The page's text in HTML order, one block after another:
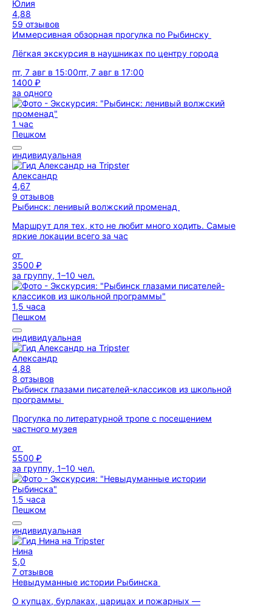
Юлия
4,88
59 отзывов
Иммерсивная обзорная прогулка по Рыбинску
Лёгкая экскурсия в наушниках по центру города
пт, 7 авг в 15:00пт, 7 авг в 17:00
1400 ₽
за одного
1 час
Пешком
индивидуальная
Александр
4,67
9 отзывов
Рыбинск: ленивый волжский променад
Маршрут для тех, кто не любит много ходить. Самые
яркие локации всего за час
от
3500 ₽
за группу, 1–10 чел.
1,5 часа
Пешком
индивидуальная
Александр
4,88
8 отзывов
Рыбинск глазами писателей-классиков из школьной
программы
Прогулка по литературной тропе с посещением
частного музея
от
5500 ₽
за группу, 1–10 чел.
1,5 часа
Пешком
индивидуальная
Нина
5,0
7 отзывов
Невыдуманные истории Рыбинска
О купцах, бурлаках, царицах и пожарных —